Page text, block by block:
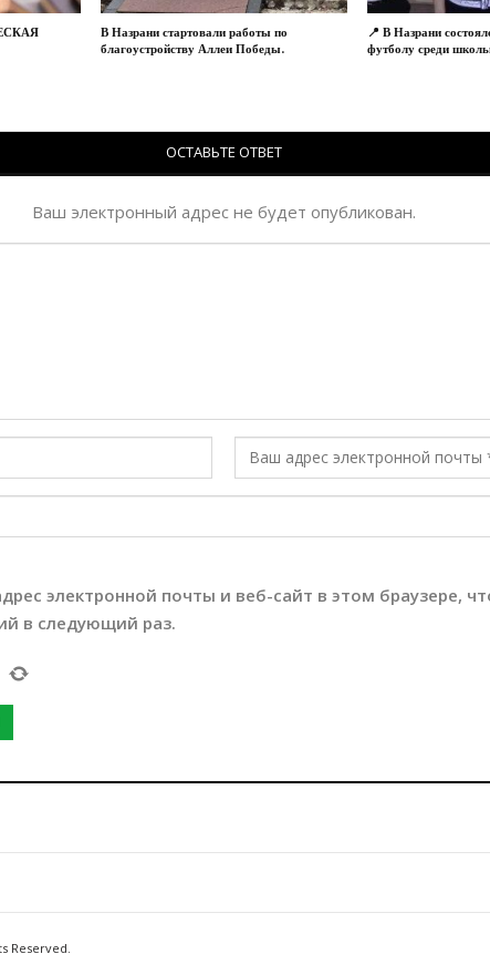
В Назрани стартовали работы по
благоустройству Аллеи Победы.
📍 В Назрани
футболу среди
ОСТАВЬТЕ ОТВЕТ
Ваш электронный адрес не будет опубликован.
электронной почты и веб-сайт в этом браузере,
в следующий раз.
Reserved.